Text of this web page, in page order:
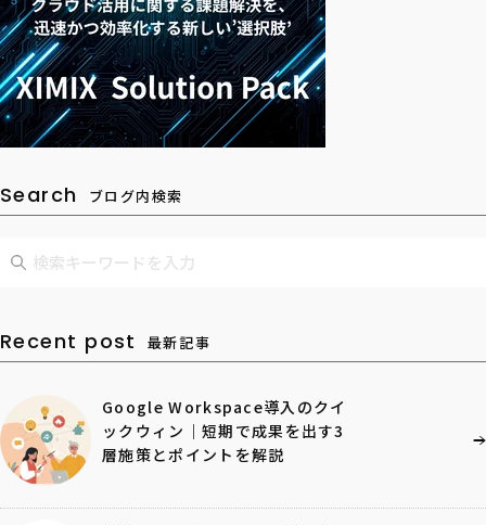
Search ブログ内検索
Recent post 最新記事
Google Workspace導入のクイ
ックウィン｜短期で成果を出す3
層施策とポイントを解説